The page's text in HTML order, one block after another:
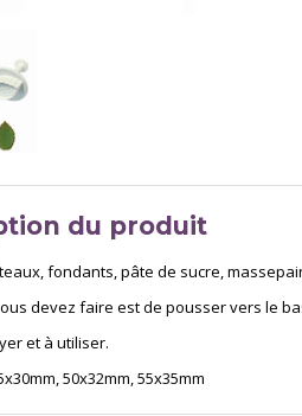
du produit
fondants, pâte de sucre,
devez faire est de pousser vers le
et à utiliser.
50x32mm, 55x35mm